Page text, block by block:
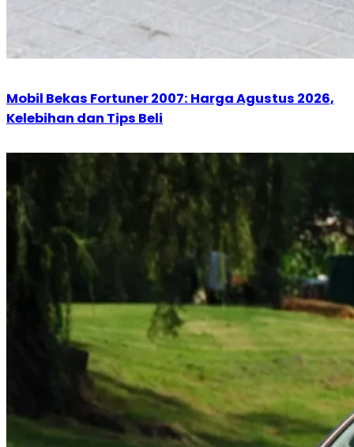
Mobil Bekas Fortuner 2007: Harga Agustus 2026,
Kelebihan dan Tips Beli